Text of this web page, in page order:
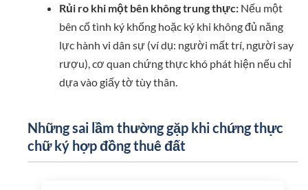
Rủi ro khi một bên không trung thực:Nếu một
bên cố tình ký khống hoặc ký khi không đủ năng
lực hành vi dân sự (ví dụ: người mất trí, người say
rượu), cơ quan chứng thực khó phát hiện nếu chỉ
dựa vào giấy tờ tùy thân.
Những sai lầm thường gặp khi chứng thực
chữ ký hợp đồng thuê đất